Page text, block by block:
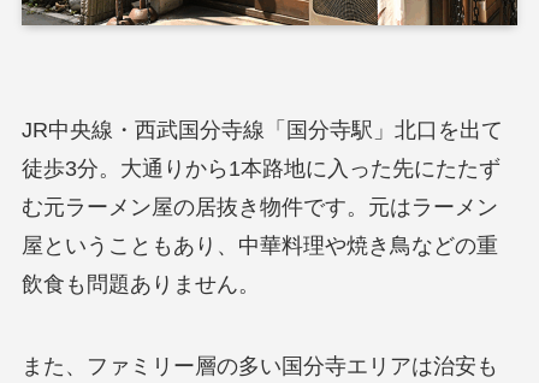
JR中央線・西武国分寺線「国分寺駅」北口を出て
徒歩3分。大通りから1本路地に入った先にたたず
む元ラーメン屋の居抜き物件です。元はラーメン
屋ということもあり、中華料理や焼き鳥などの重
飲食も問題ありません。
また、ファミリー層の多い国分寺エリアは治安も